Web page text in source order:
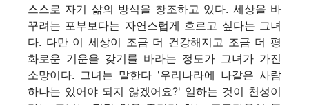
스스로 자기 삶의 방식을 창조하고 있다. 세상을 바
꾸려는 포부보다는 자연스럽게 흐르고 싶다는 그녀
다. 다만 이 세상이 조금 더 건강해지고 조금 더 평
화로운 기운을 갖기를 바라는 정도가 그녀가 가진
소망이다. 그녀는 말한다 '우리나라에 나같은 사람
하나는 있어야 되지 않겠어요?' 일하는 것이 천성이